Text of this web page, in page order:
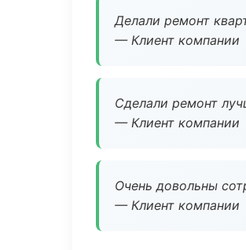
Делали ремонт
— Клиент компании
Сделали ремонт
— Клиент компании
Очень довольны
— Клиент компании